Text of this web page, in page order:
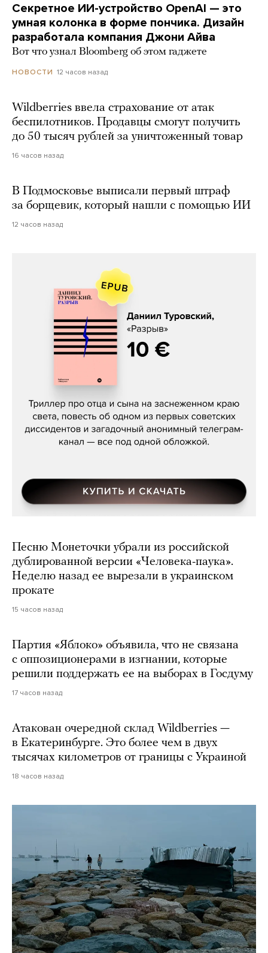
Секретное ИИ-устройство OpenAI — это
умная колонка в форме пончика. Дизайн
разработала компания Джони Айва
Вот что узнал Bloomberg об этом гаджете
НОВОСТИ 12 часов назад
Wildberries ввела страхование от атак
беспилотников. Продавцы смогут получить
до 50 тысяч рублей за уничтоженный товар
16 часов назад
В Подмосковье выписали первый штраф
за борщевик, который нашли с помощью ИИ
12 часов назад
Даниил Туровский, «Разрыв»
Песню Монеточки убрали из российской
дублированной версии «Человека-паука».
Неделю назад ее вырезали в украинском
прокате
15 часов назад
Партия «Яблоко» объявила, что не связана
с оппозиционерами в изгнании, которые
решили поддержать ее на выборах в Госдуму
17 часов назад
Атакован очередной склад Wildberries —
в Екатеринбурге. Это более чем в двух
тысячах километров от границы с Украиной
18 часов назад